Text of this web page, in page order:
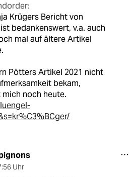
Krügers Bericht von
bedankenswert, v.a. auch
mal auf ältere Artikel
Pötters Artikel 2021 nicht
bekam,
noch heute.
Uhr